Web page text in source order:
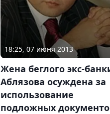
18:25, 07 июня 2013
Жена беглого экс-
Аблязова осуждена за
использование
подложных